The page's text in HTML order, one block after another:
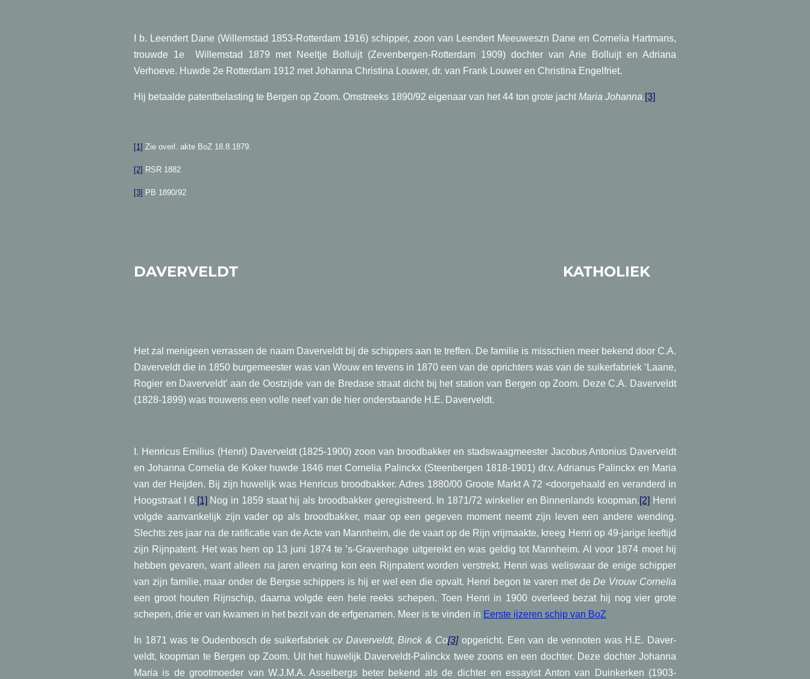
I b. Leendert Dane (Willemstad 1853-Rotterdam 1916) schipper, zoon van Leendert Meeuweszn Dane en Cornelia Hartmans,
trouwde 1e Willemstad 1879 met Neeltje Bolluijt (Zevenbergen-Rotterdam 1909) dochter van Arie Bolluijt en Adriana
Verhoeve. Huwde 2e Rotterdam 1912 met Johanna Christina Louwer, dr. van Frank Louwer en Christina Engelfriet.
Hij betaalde patentbelasting te Bergen op Zoom. Omstreeks 1890/92 eigenaar van het 44 ton grote jacht Maria Johanna.[3]
[1] Zie overl. akte BoZ 18.8.1879.
[2] RSR 1882
[3] PB 1890/92
DAVERVELDT KATHOLIEK
Het zal menigeen verrassen de naam Daverveldt bij de schippers aan te treffen. De familie is misschien meer bekend door C.A.
Daverveldt die in 1850 burgemeester was van Wouw en tevens in 1870 een van de oprichters was van de suikerfabriek ‘Laane,
Rogier en Daverveldt’ aan de Oostzijde van de Bredase straat dicht bij het station van Bergen op Zoom. Deze C.A. Daverveldt
(1828-1899) was trouwens een volle neef van de hier onderstaande H.E. Daverveldt.
I. Henricus Emilius (Henri) Daverveldt (1825-1900) zoon van broodbakker en stadswaagmeester Jacobus Antonius Daverveldt
en Johanna Cornelia de Koker huwde 1846 met Cornelia Palinckx (Steenbergen 1818-1901) dr.v. Adrianus Palinckx en Maria
van der Heijden. Bij zijn huwelijk was Henricus broodbakker. Adres 1880/00 Groote Markt A 72 <doorgehaald en veranderd in
Hoogstraat I 6.[1] Nog in 1859 staat hij als broodbakker geregistreerd. In 1871/72 winkelier en Binnenlands koopman.[2] Henri
volgde aanvankelijk zijn vader op als broodbakker, maar op een gegeven moment neemt zijn leven een andere wending.
Slechts zes jaar na de ratificatie van de Acte van Mannheim, die de vaart op de Rijn vrijmaakte, kreeg Henri op 49-jarige leeftijd
zijn Rijnpatent. Het was hem op 13 juni 1874 te ’s-Gravenhage uitgereikt en was geldig tot Mannheim. Al voor 1874 moet hij
hebben gevaren, want alleen na jaren ervaring kon een Rijnpatent worden verstrekt. Henri was weliswaar de enige schipper
van zijn familie, maar onder de Bergse schippers is hij er wel een die opvalt. Henri begon te varen met deDe Vrouw Cornelia
een groot houten Rijnschip, daarna volgde een hele reeks schepen. Toen Henri in 1900 overleed bezat hij nog vier grote
schepen, drie er van kwamen in het bezit van de erfgenamen. Meer is te vinden in Eerste ijzeren schip van BoZ
In 1871 was te Oudenbosch de suikerfabriekcv Daverveldt, Binck & Co[3]opgericht. Een van de vennoten was H.E. Daver-
veldt, koopman te Bergen op Zoom. Uit het huwelijk Daverveldt-Palinckx twee zoons en een dochter. Deze dochter Johanna
Maria is de grootmoeder van W.J.M.A. Asselbergs beter bekend als de dichter en essayist Anton van Duinkerken (1903-